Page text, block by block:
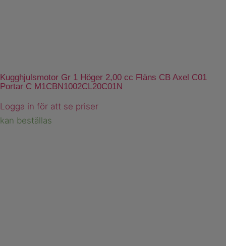
Kugghjulsmotor Gr 1 Höger 2,00 cc Fläns CB Axel C01
Portar C M1CBN1002CL20C01N
Logga in för att se priser
kan beställas